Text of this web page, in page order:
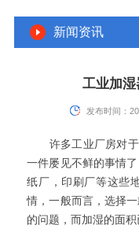
新闻资讯
工业加
发布时间：
许多工业厂房对于
一件屡见不鲜的事情
纸厂，印刷厂等这些
情，一般而言，选择
的问题，而加湿的面